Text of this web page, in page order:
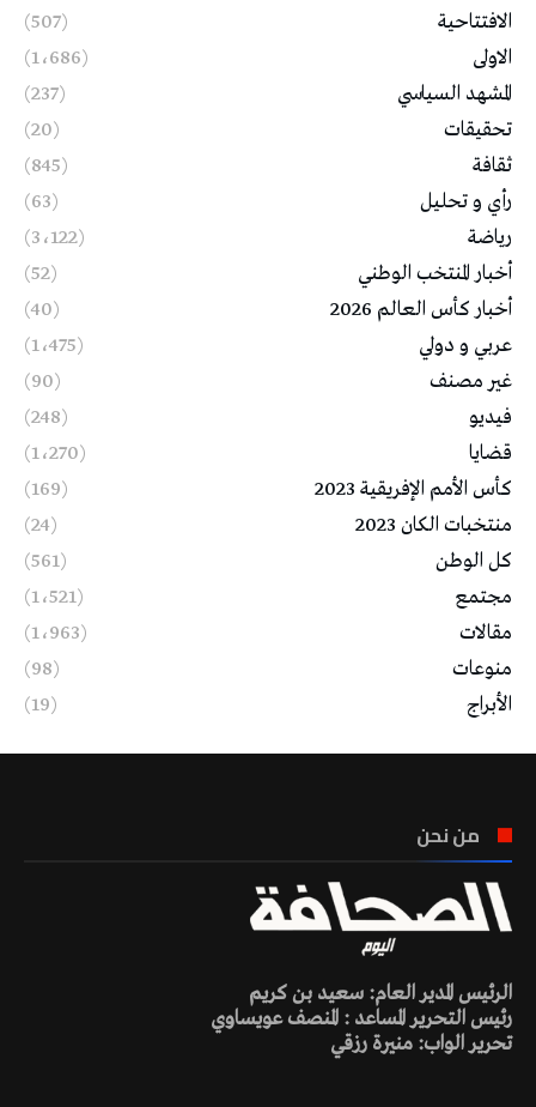
الافتتاحية
(507)
الاولى
(1٬686)
المشهد السياسي
(237)
تحقيقات
(20)
ثقافة
(845)
رأي و تحليل
(63)
رياضة
(3٬122)
أخبار المنتخب الوطني
(52)
أخبار كأس العالم 2026
(40)
عربي و دولي
(1٬475)
غير مصنف
(90)
فيديو
(248)
قضايا
(1٬270)
كأس الأمم الإفريقية 2023
(169)
منتخبات الكان 2023
(24)
كل الوطن
(561)
مجتمع
(1٬521)
مقالات
(1٬963)
منوعات
(98)
الأبراج
(19)
من نحن
الرئيس المدير العام: سعيد بن كريم
رئيس التحرير المساعد : المنصف عويساوي
تحرير الواب: منيرة رزقي